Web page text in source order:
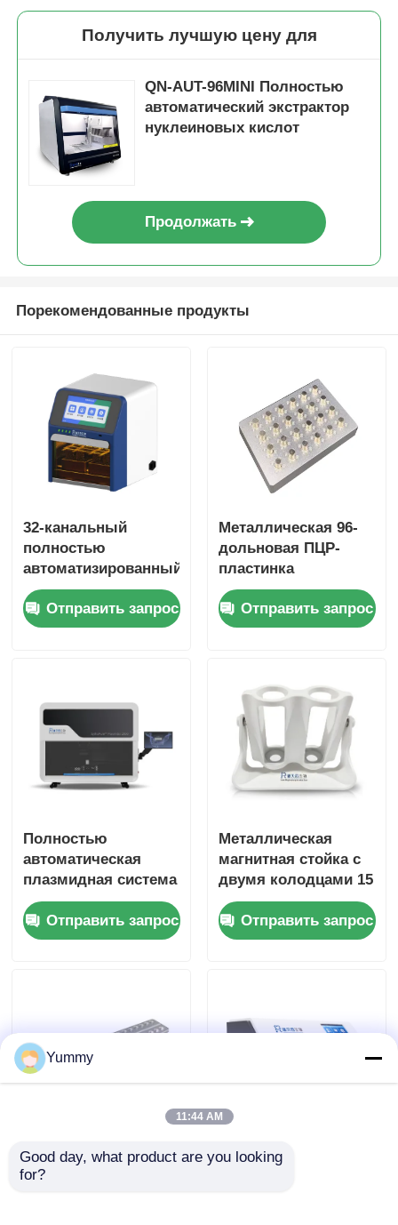
Получить лучшую цену для
QN-AUT-96MINI Полностью
автоматический экстрактор
нуклеиновых кислот
Продолжать
Порекомендованные продукты
32-канальный
полностью
автоматизированный
экстрактор
нуклеиновой
кислоты
Отправить запрос
Металлическая 96-
дольновая ПЦР-
пластинка
магнитная стойка
Отправить запрос
Полностью
автоматическая
плазмидная система
2000
Отправить запрос
Металлическая
магнитная стойка с
двумя колодцами 15
мл / 50 мл
Отправить запрос
Металлическая
магнитная стойка
24-канальная
многофункциональная
Yummy
11:44 AM
Good day, what product are you looking
for?